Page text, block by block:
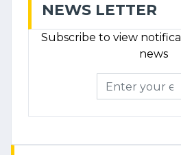
NEWS LETTER
Subscribe to view
news